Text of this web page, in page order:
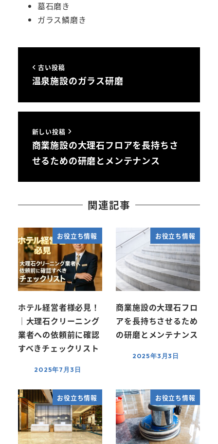
墓石磨き
ガラス鱗磨き
古い投稿
温泉施設のガラス研磨
新しい投稿
商業施設の大理石フロアを長持ちさ
せるための研磨とメンテナンス
関連記事
お役立ち情報
ホテル経営者様必見！
｜大理石クリーニング
業者への依頼前に確認
すべきチェックリスト
2025年7月3日
お役立ち情報
商業施設の大理石フロ
アを長持ちさせるため
の研磨とメンテナンス
2025年3月3日
お役立ち情報 お役立ち情報